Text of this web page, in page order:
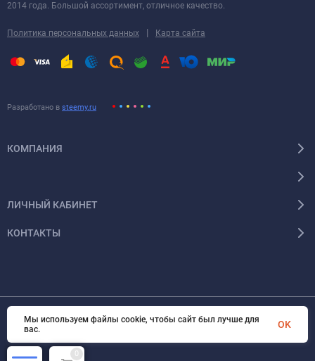
2014 года. Большой ассортимент, отличное качество.
Политика персональных данных | Карта сайта
Разработано в steemy.ru
КОМПАНИЯ
ЛИЧНЫЙ КАБИНЕТ
КОНТАКТЫ
© 2026 Энергокомплект Крым. Все права защищены
0
Мы используем файлы cookie, чтобы сайт был лучше для
вас.
OK